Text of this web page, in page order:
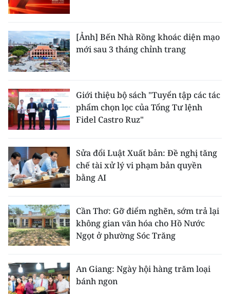
[Ảnh] Bến Nhà Rồng khoác diện mạo
mới sau 3 tháng chỉnh trang
Giới thiệu bộ sách "Tuyển tập các tác
phẩm chọn lọc của Tổng Tư lệnh
Fidel Castro Ruz"
Sửa đổi Luật Xuất bản: Đề nghị tăng
chế tài xử lý vi phạm bản quyền
bằng AI
Cần Thơ: Gỡ điểm nghẽn, sớm trả lại
không gian văn hóa cho Hồ Nước
Ngọt ở phường Sóc Trăng
An Giang: Ngày hội hàng trăm loại
bánh ngon